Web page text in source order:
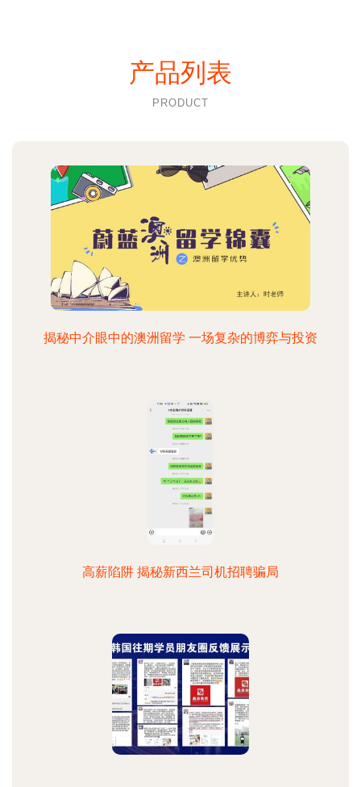
产品列表
PRODUCT
揭秘中介眼中的澳洲留学 一场复杂的博弈与投资
高薪陷阱 揭秘新西兰司机招聘骗局